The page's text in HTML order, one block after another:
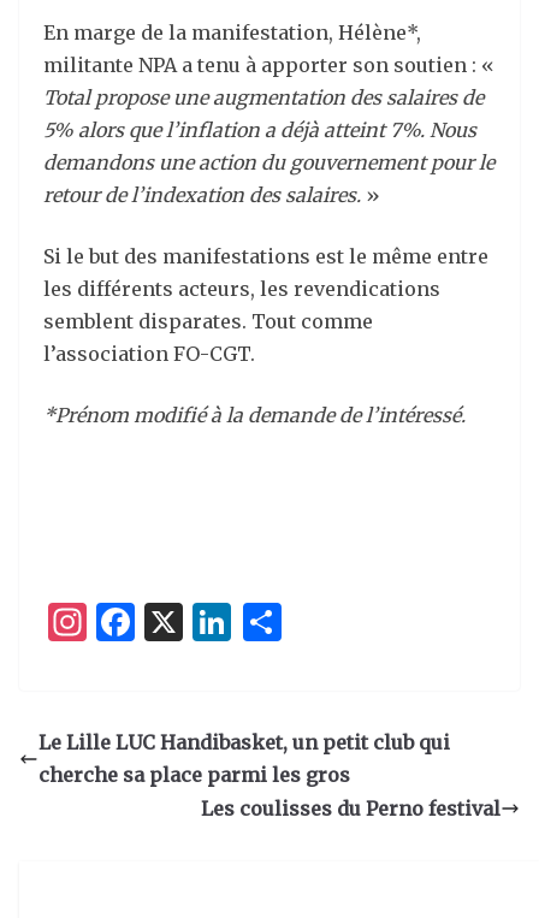
En marge de la manifestation, Hélène*,
militante NPA a tenu à apporter son soutien : «
Total propose une augmentation des salaires de
5% alors que l’inflation a déjà atteint 7%. Nous
demandons une action du gouvernement pour le
retour de l’indexation des salaires. »
Si le but des manifestations est le même entre
les différents acteurs, les revendications
semblent disparates. Tout comme
l’association FO-CGT.
*Prénom modifié à la demande de l’intéressé.
I
a
g
F
e
b
X
Li
e
dI
n
g
er
Le Lille LUC Handibasket, un petit club qui
cherche sa place parmi les gros
Les coulisses du Perno festival